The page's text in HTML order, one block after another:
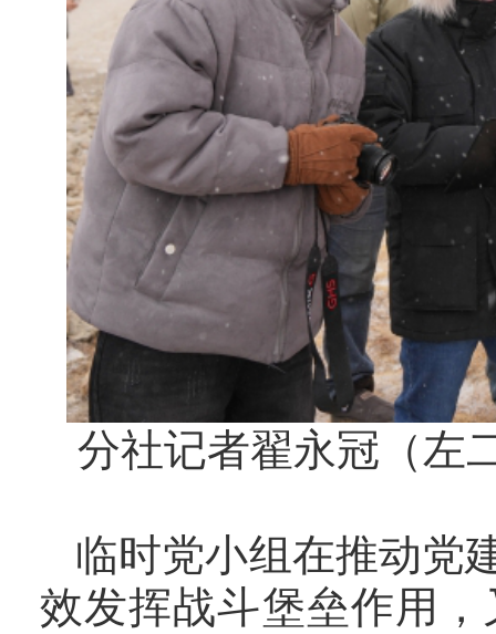
分社记者翟永冠（左
临时党小组在推动党
效发挥战斗堡垒作用